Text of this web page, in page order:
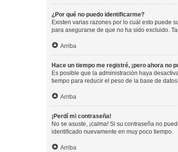
¿Por qué no puedo identificarme?
Existen varias razones por lo cuál esto puede
para asegurarse de que no ha sido excluido.
Arriba
Hace un tiempo me registré, ¡pero ahora no
Es posible que la administración haya
tiempo para reducir el peso de la base de
Arriba
¡Perdí mi contraseña!
No se asuste, ¡calma! Si su contraseña no
identificado nuevamente en muy poco tiempo.
Arriba